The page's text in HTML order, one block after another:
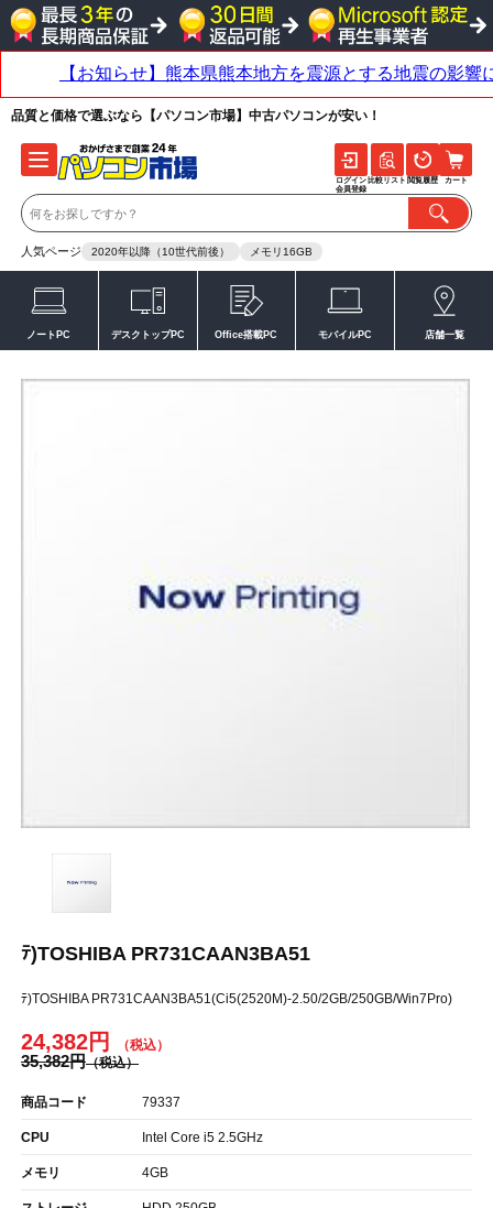
品質と価格で選ぶなら【パソコン市場】中古パソコンが安い！
人気ページ 2020年以降（10世代前後） メモリ16GB
ログイン
会員登録
比較リスト 閲覧履歴 カート
ノートPC デスクトップPC Office搭載PC モバイルPC 店舗一覧
ﾃ)TOSHIBA PR731CAAN3BA51
ﾃ)TOSHIBA PR731CAAN3BA51(Ci5(2520M)-2.50/2GB/250GB/Win7Pro)
24,382円
35,382円
商品コード 79337
CPU Intel Core i5 2.5GHz
メモリ 4GB